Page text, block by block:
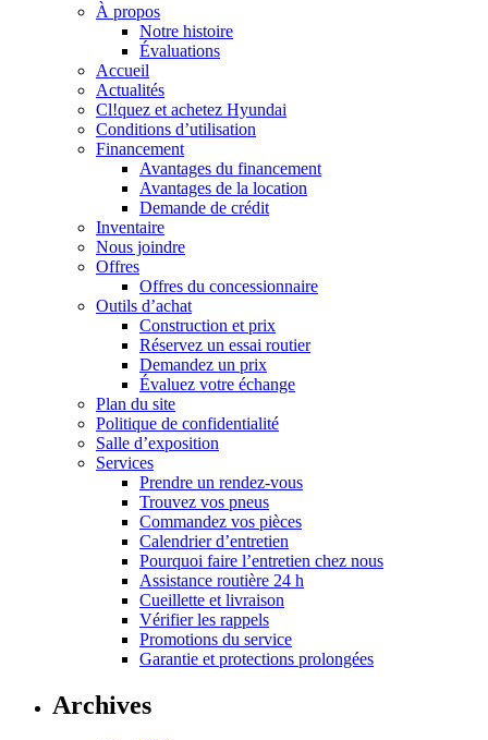
À propos
Notre histoire
Évaluations
Accueil
Actualités
Cl!quez et achetez Hyundai
Conditions d’utilisation
Financement
Avantages du financement
Avantages de la location
Demande de crédit
Inventaire
Nous joindre
Offres
Offres du concessionnaire
Outils d’achat
Construction et prix
Réservez un essai routier
Demandez un prix
Évaluez votre échange
Plan du site
Politique de confidentialité
Salle d’exposition
Services
Prendre un rendez-vous
Trouvez vos pneus
Commandez vos pièces
Calendrier d’entretien
Pourquoi faire l’entretien chez nous
Assistance routière 24 h
Cueillette et livraison
Vérifier les rappels
Promotions du service
Garantie et protections prolongées
Archives